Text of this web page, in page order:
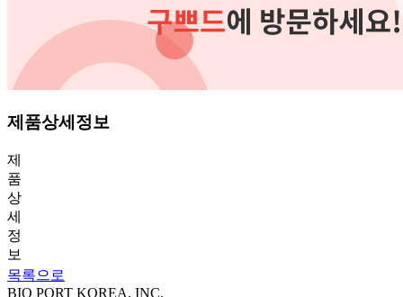
제품상세정보
제
품
상
세
정
보
목록으로
BIO PORT KOREA. INC.